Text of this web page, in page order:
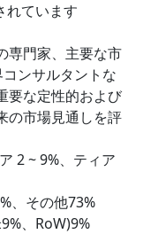
れています
専門家、主要な市
ンサルタントな
要な定性的および
の市場見通しを評
2 ~ 9%、ティア
、その他73%
、RoW)9%